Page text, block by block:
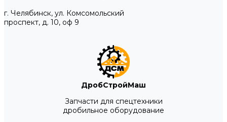
г. Челябинск, ул. Комсомольский
проспект, д. 10, оф 9
ДробСтройМаш
Запчасти для спецтехники
дробильное оборудование